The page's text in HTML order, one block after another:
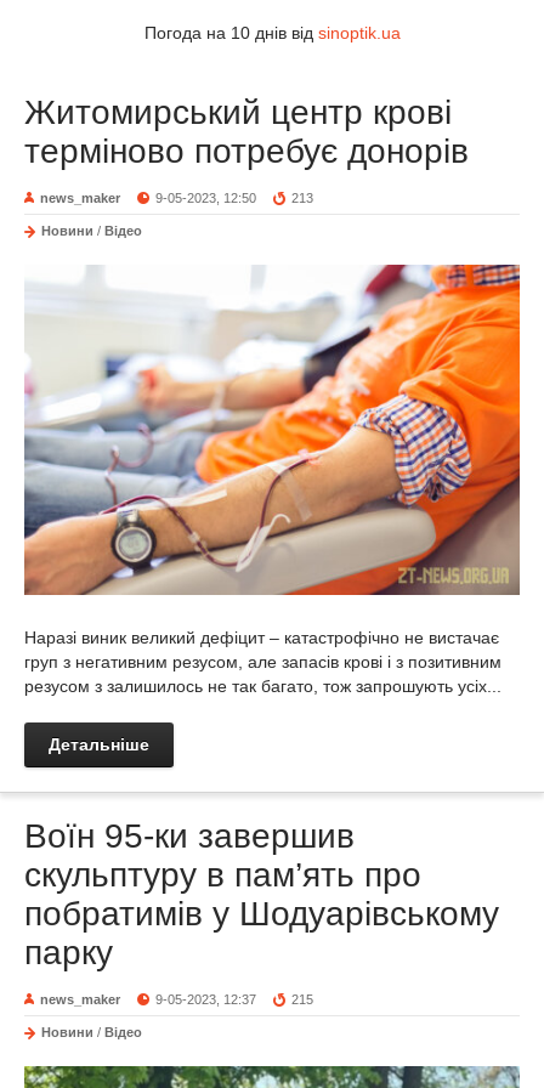
Погода на 10 днів від sinoptik.ua
Житомирський центр крові
терміново потребує донорів
news_maker 9-05-2023, 12:50 213
Новини / Відео
Наразі виник великий дефіцит – катастрофічно не вистачає
груп з негативним резусом, але запасів крові і з позитивним
резусом з залишилось не так багато, тож запрошують усіх...
Детальніше
Воїн 95-ки завершив
скульптуру в пам’ять про
побратимів у Шодуарівському
парку
news_maker 9-05-2023, 12:37 215
Новини / Відео